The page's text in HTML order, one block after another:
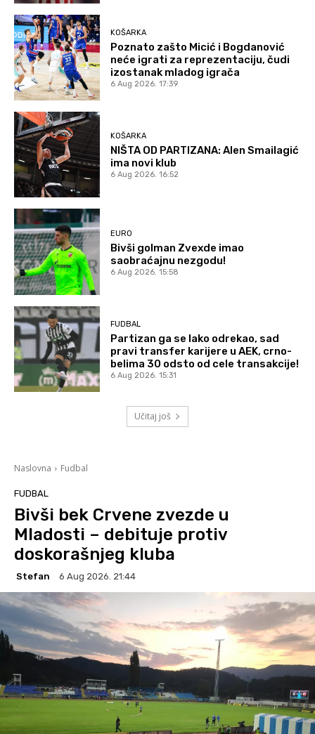
KOŠARKA
Poznato zašto Micić i Bogdanović
neće igrati za reprezentaciju, čudi
izostanak mladog igrača
6 Aug 2026. 17:39
KOŠARKA
NIŠTA OD PARTIZANA: Alen Smailagić
ima novi klub
6 Aug 2026. 16:52
EURO
Bivši golman Zvexde imao
saobraćajnu nezgodu!
6 Aug 2026. 15:58
FUDBAL
Partizan ga se lako odrekao, sad
pravi transfer karijere u AEK, crno-
belima 30 odsto od cele transakcije!
6 Aug 2026. 15:31
Učitaj još